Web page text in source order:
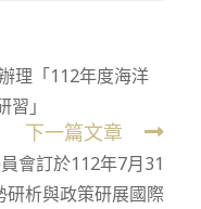
理「112年度海洋
」
下一篇文章
會訂於112年7月31
研析與政策研展國際